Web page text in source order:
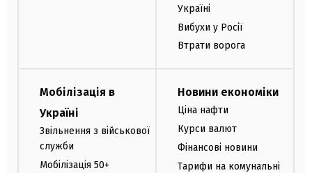
Україні
Вибухи у Росії
Втрати ворога
Мобілізація в
Україні
Звільнення з військової
служби
Мобілізація 50+
Новини економіки
Ціна нафти
Курси валют
Фінансові новини
Тарифи на комунальні